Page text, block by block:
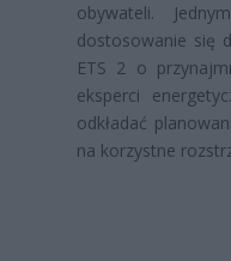
obywateli.
dostosowanie się
ETS 2 o
eksperci
odkładać
na korzystne